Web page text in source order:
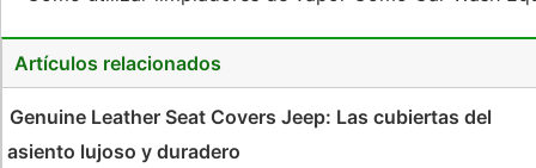
Artículos relacionados
Genuine Leather Seat Covers Jeep: Las cubiertas del
asiento lujoso y duradero